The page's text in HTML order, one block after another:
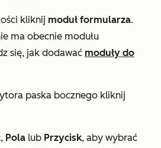
kliknij moduł formularza.
ma obecnie modułu
się, jak dodawać moduły do
paska bocznego kliknij
, Pola lub Przycisk, aby wybrać